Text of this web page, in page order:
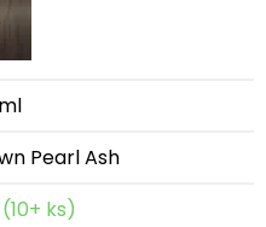
Pearl Ash
ks)